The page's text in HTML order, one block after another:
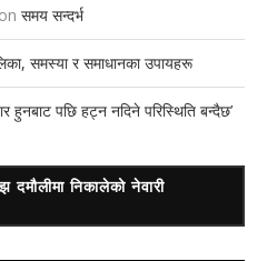
on समय सन्दर्भ
समस्या र समाधानका उपायहरू
हुनबाट पछि हट्न नदिने परिस्थिति बन्दैछ’
निकालेको नेवारी